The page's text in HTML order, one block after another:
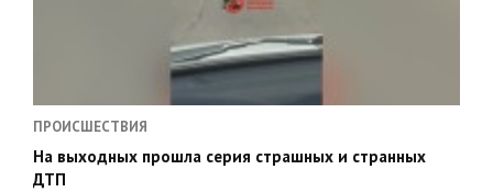
ПРОИСШЕСТВИЯ
На выходных прошла серия страшных и странных
ДТП